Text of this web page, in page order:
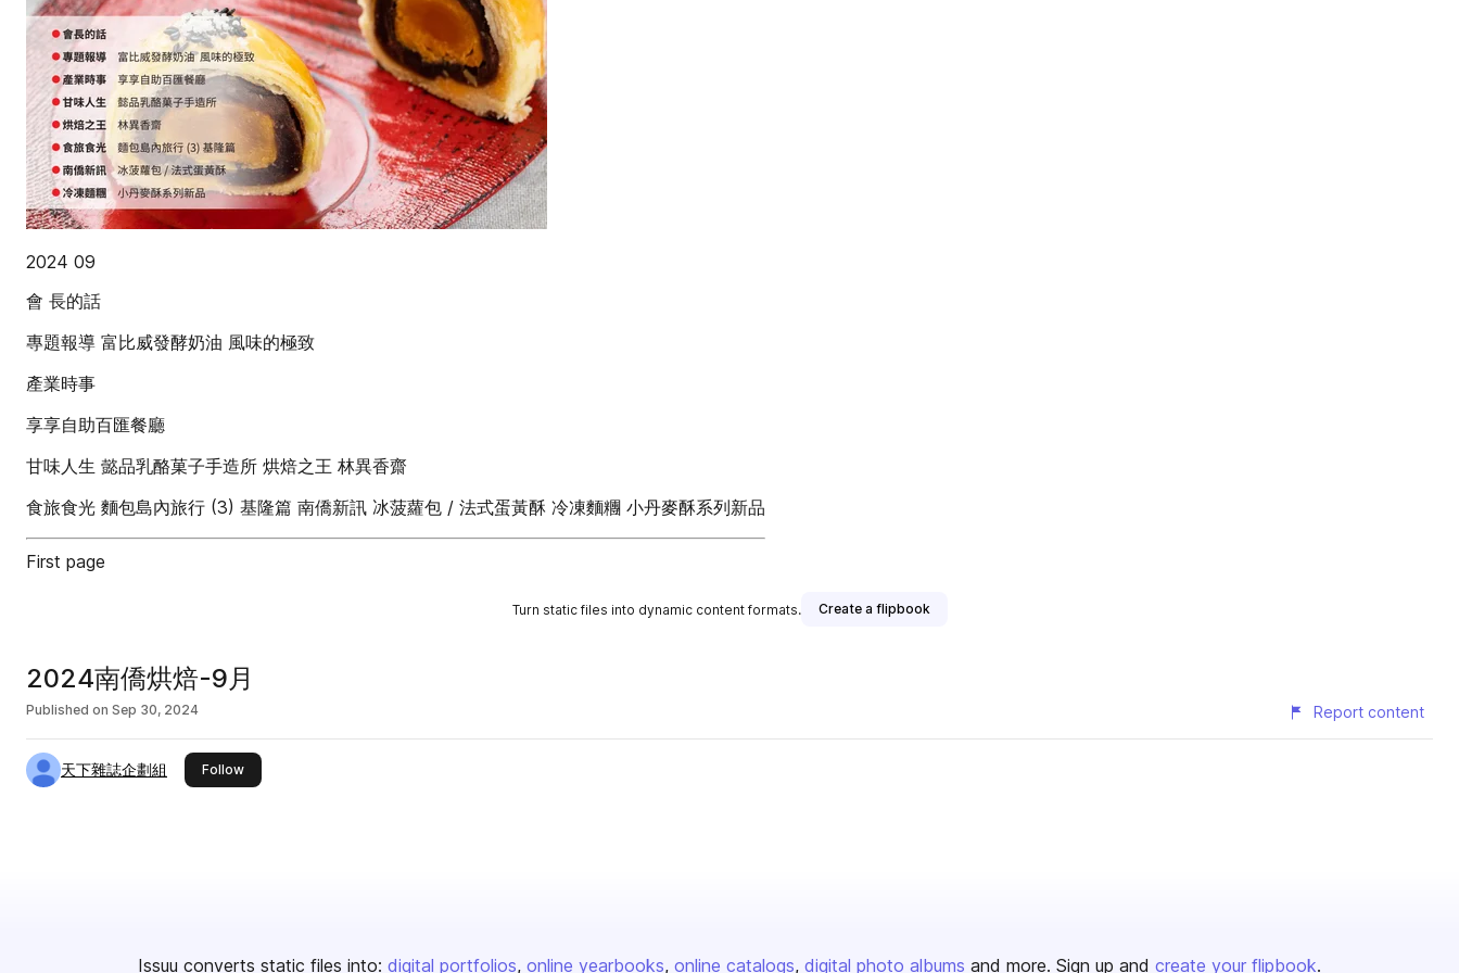
2024 09
會 長的話
專題報導 富比威發酵奶油 風味的極致
產業時事
享享自助百匯餐廳
甘味人生 懿品乳酪菓子手造所 烘焙之王 林異香齋
食旅食光 麵包島內旅行 (3) 基隆篇 南僑新訊 冰菠蘿包 / 法式蛋黃酥 冷凍麵糰 小丹麥酥系列新品
First page
Turn static files into dynamic content formats. Create a flipbook
2024南僑烘焙-9月
Published on Sep 30, 2024 Report content
天下雜誌企劃組 Followthis publisher
Issuu converts static files into: digital portfolios online yearbooks online catalogs digital photo albums and more. Sign up and create your flipbook.